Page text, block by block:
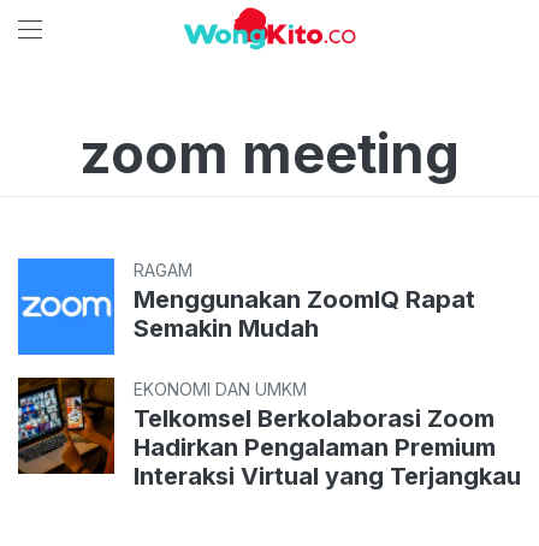
zoom meeting
RAGAM
Menggunakan ZoomIQ Rapat
Semakin Mudah
EKONOMI DAN UMKM
Telkomsel Berkolaborasi Zoom
Hadirkan Pengalaman Premium
Interaksi Virtual yang Terjangkau